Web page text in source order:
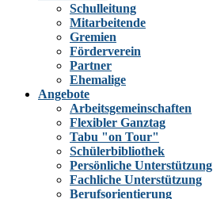
Schulleitung
Mitarbeitende
Gremien
Förderverein
Partner
Ehemalige
Angebote
Arbeitsgemeinschaften
Flexibler Ganztag
Tabu "on Tour"
Schülerbibliothek
Persönliche Unterstützung
Fachliche Unterstützung
Berufsorientierung